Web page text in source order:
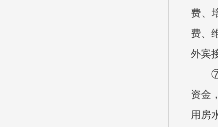
费、
费、
外宾
⑦机
资金
用房